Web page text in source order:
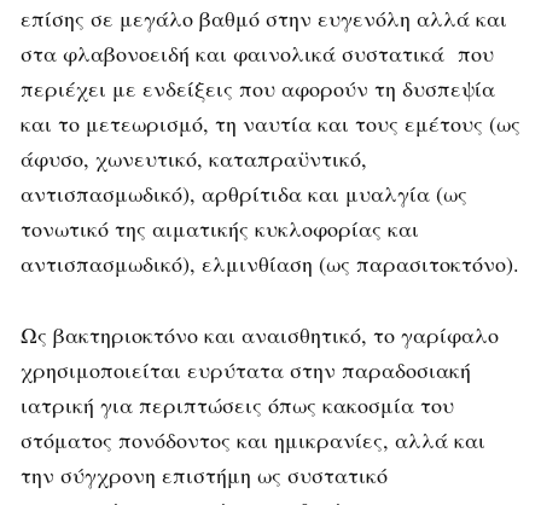
επίσης σε μεγάλο βαθμό στην ευγενόλη αλλά και
στα φλαβονοειδή και φαινολικά συστατικά που
περιέχει με ενδείξεις που αφορούν τη δυσπεψία
και το μετεωρισμό, τη ναυτία και τους εμέτους (ως
άφυσο, χωνευτικό, καταπραϋντικό,
αντισπασμωδικό), αρθρίτιδα και μυαλγία (ως
τονωτικό της αιματικής κυκλοφορίας και
αντισπασμωδικό), ελμινθίαση (ως παρασιτοκτόνο).
Ως βακτηριοκτόνο και αναισθητικό, το γαρίφαλο
χρησιμοποιείται ευρύτατα στην παραδοσιακή
ιατρική για περιπτώσεις όπως κακοσμία του
στόματος πονόδοντος και ημικρανίες, αλλά και
την σύγχρονη επιστήμη ως συστατικό